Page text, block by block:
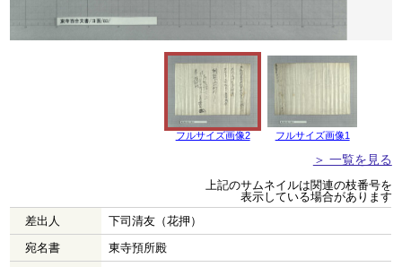
フルサイズ画像2 フルサイズ画像1
＞ 一覧を見る
上記のサムネイルは関連の枝番号を
表示している場合があります
差出人
下司清友（花押）
宛名書
東寺預所殿